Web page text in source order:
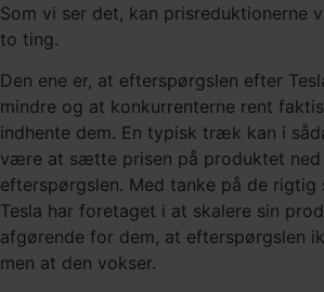
Som vi ser det, kan prisreduktionerne
to ting.
Den ene er, at efterspørgslen efter
mindre og at konkurrenterne rent
indhente dem. En typisk træk kan i
være at sætte prisen på produktet
efterspørgslen. Med tanke på de rigtig
Tesla har foretaget i at skalere sin
afgørende for dem, at efterspørgslen
men at den vokser.